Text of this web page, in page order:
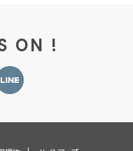
ON !